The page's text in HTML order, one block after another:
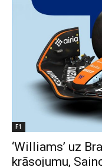
F1
‘Williams’ uz
krāsojumu,